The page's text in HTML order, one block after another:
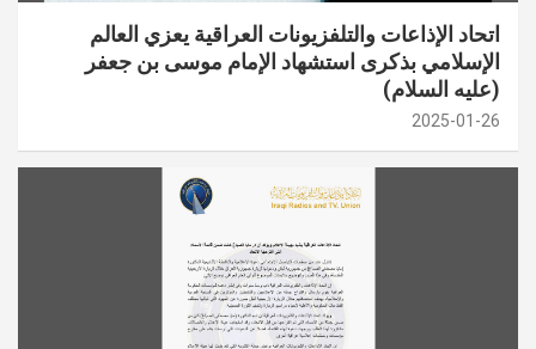
اتحاد الإذاعات والتلفزيونات العراقية يعزي العالم
الإسلامي بذكرى استشهاد الإمام موسى بن جعفر
(عليه السلام)
2025-01-26